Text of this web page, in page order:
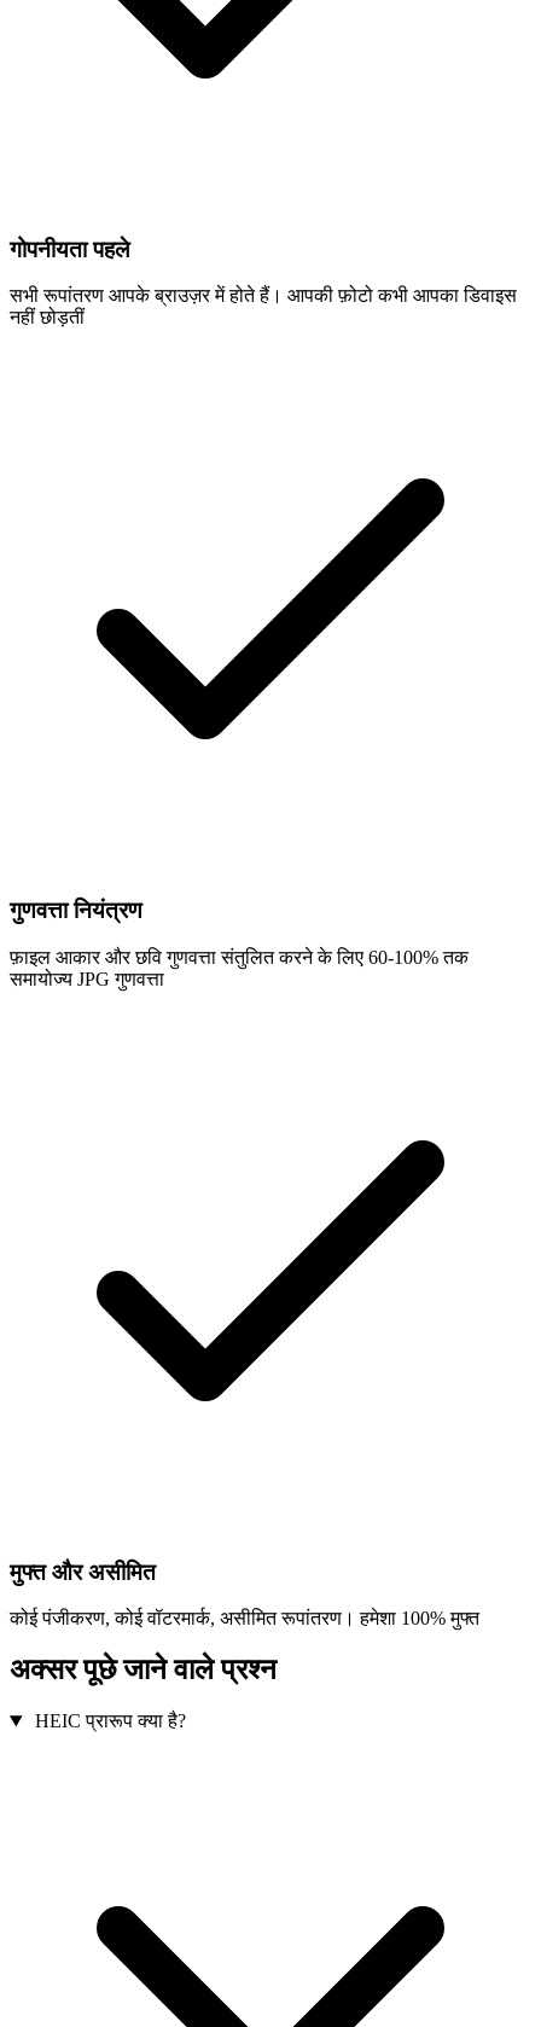
गोपनीयता पहले
सभी रूपांतरण आपके ब्राउज़र में होते हैं। आपकी फ़ोटो कभी आपका डिवाइस
नहीं छोड़तीं
गुणवत्ता नियंत्रण
फ़ाइल आकार और छवि गुणवत्ता संतुलित करने के लिए 60-100% तक
समायोज्य JPG गुणवत्ता
मुफ्त और असीमित
कोई पंजीकरण, कोई वॉटरमार्क, असीमित रूपांतरण। हमेशा 100% मुफ्त
अक्सर पूछे जाने वाले प्रश्न
HEIC प्रारूप क्या है?